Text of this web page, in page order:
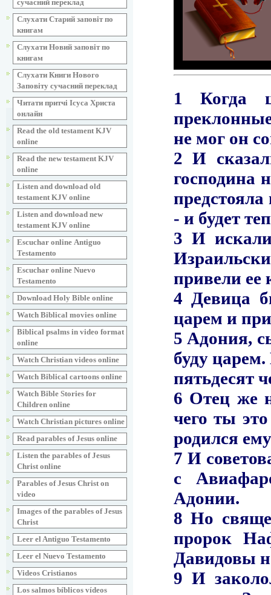
сучасний переклад
Слухати Старий заповіт по
книгам
Слухати Новий заповіт по
книгам
Слухати Книги Нового
Заповіту сучасний переклад
Читати притчі Ісуса Христа
онлайн
Read the old testament KJV
online
Read the new testament KJV
online
Listen and download old
testament KJV online
Listen and download new
testament KJV online
Escuchar online Аntiguo
Testamento
Escuchar online Nuevo
Testamento
Download Holy Bible online
Watch Biblical movies online
Biblical psalms in video format
online
Watch Christian videos online
Watch Biblical cartoons online
Watch Bible Stories for
Children online
Watch Christian pictures online
Read parables of Jesus online
Listen the parables of Jesus
Christ online
Parables of Jesus Christ on
video
Images of the parables of Jesus
Christ
Leer el Antiguo Testamento
Leer el Nuevo Testamento
Videos Cristianos
Los salmos bíblicos vídeos